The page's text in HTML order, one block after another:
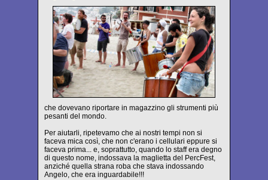
che dovevano riportare in magazzino gli strumenti più
pesanti del mondo.
Per aiutarli, ripetevamo che ai nostri tempi non si
faceva mica così, che non c'erano i cellulari eppure si
faceva prima... e, soprattutto, quando lo staff era degno
di questo nome, indossava la maglietta del PercFest,
anziché quella strana roba che stava indossando
Angelo, che era inguardabile!!!